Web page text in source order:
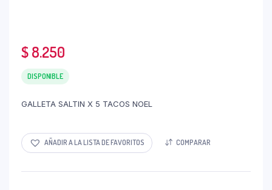
$8.250
DISPONIBLE
GALLETA SALTIN ​​X 5 TACOS NOEL
AÑADIR A LA LISTA DE FAVORITOS COMPARAR